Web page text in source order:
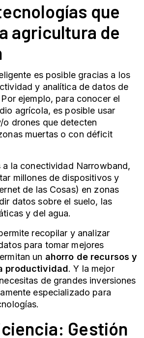
que
agricultura de
es posible gracias a los
y analítica de datos de
ejemplo, para conocer el
agrícola, es posible usar
o drones que detecten
muertas o con déficit
a la conectividad Narrowband,
millones de dispositivos y
de las Cosas) en zonas
datos sobre el suelo, las
y del agua.
recopilar y analizar
para tomar mejores
un ahorro de recursos y
productividad. Y la mejor
de grandes inversiones
especializado para
Gestión